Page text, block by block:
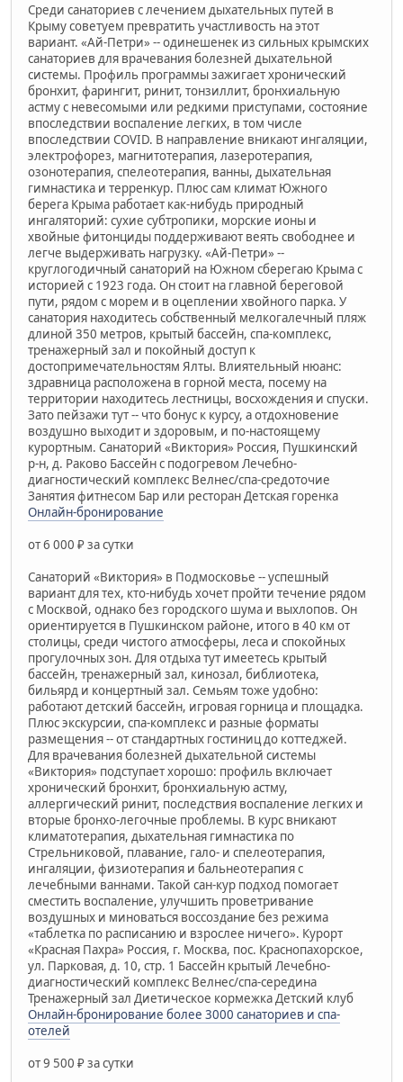
Среди санаториев с лечением дыхательных путей в
Крыму советуем превратить участливость на этот
вариант. «Ай-Петри» -- одинешенек из сильных крымских
санаториев для врачевания болезней дыхательной
системы. Профиль программы зажигает хронический
бронхит, фарингит, ринит, тонзиллит, бронхиальную
астму с невесомыми или редкими приступами, состояние
впоследствии воспаление легких, в том числе
впоследствии COVID. В направление вникают ингаляции,
электрофорез, магнитотерапия, лазеротерапия,
озонотерапия, спелеотерапия, ванны, дыхательная
гимнастика и терренкур. Плюс сам климат Южного
берега Крыма работает как-нибудь природный
ингаляторий: сухие субтропики, морские ионы и
хвойные фитонциды поддерживают веять свободнее и
легче выдерживать нагрузку. «Ай-Петри» --
круглогодичный санаторий на Южном сберегаю Крыма с
историей с 1923 года. Он стоит на главной береговой
пути, рядом с морем и в оцеплении хвойного парка. У
санатория находитесь собственный мелкогалечный пляж
длиной 350 метров, крытый бассейн, спа-комплекс,
тренажерный зал и покойный доступ к
достопримечательностям Ялты. Влиятельный нюанс:
здравница расположена в горной места, посему на
территории находитесь лестницы, восхождения и спуски.
Зато пейзажи тут -- что бонус к курсу, а отдохновение
воздушно выходит и здоровым, и по-настоящему
курортным. Санаторий «Виктория» Россия, Пушкинский
р-н, д. Раково Бассейн с подогревом Лечебно-
диагностический комплекс Велнес/спа-средоточие
Занятия фитнесом Бар или ресторан Детская горенка
Онлайн-бронирование
от 6 000 ₽ за сутки
Санаторий «Виктория» в Подмосковье -- успешный
вариант для тех, кто-нибудь хочет пройти течение рядом
с Москвой, однако без городского шума и выхлопов. Он
ориентируется в Пушкинском районе, итого в 40 км от
столицы, среди чистого атмосферы, леса и спокойных
прогулочных зон. Для отдыха тут имеетесь крытый
бассейн, тренажерный зал, кинозал, библиотека,
бильярд и концертный зал. Семьям тоже удобно:
работают детский бассейн, игровая горница и площадка.
Плюс экскурсии, спа-комплекс и разные форматы
размещения -- от стандартных гостиниц до коттеджей.
Для врачевания болезней дыхательной системы
«Виктория» подступает хорошо: профиль включает
хронический бронхит, бронхиальную астму,
аллергический ринит, последствия воспаление легких и
вторые бронхо-легочные проблемы. В курс вникают
климатотерапия, дыхательная гимнастика по
Стрельниковой, плавание, гало- и спелеотерапия,
ингаляции, физиотерапия и бальнеотерапия с
лечебными ваннами. Такой сан-кур подход помогает
сместить воспаление, улучшить проветривание
воздушных и миноваться воссоздание без режима
«таблетка по расписанию и взрослее ничего». Курорт
«Красная Пахра» Россия, г. Москва, пос. Краснопахорское,
ул. Парковая, д. 10, стр. 1 Бассейн крытый Лечебно-
диагностический комплекс Велнес/спа-середина
Тренажерный зал Диетическое кормежка Детский клуб
Онлайн-бронирование более 3000 санаториев и спа-
отелей
от 9 500 ₽ за сутки